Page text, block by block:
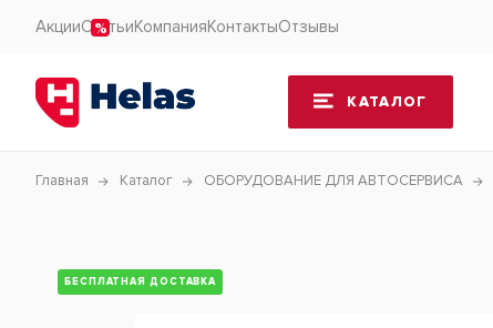
АкцииСтатьиКомпанияКонтактыОтзывы
КАТАЛОГ
Главная Каталог ОБОРУДОВАНИЕ ДЛЯ АВТОСЕРВИСА
БЕСПЛАТНАЯ ДОСТАВКА